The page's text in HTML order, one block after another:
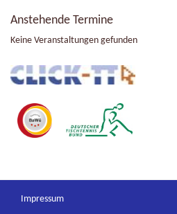
Anstehende Termine
Keine Veranstaltungen gefunden
Impressum